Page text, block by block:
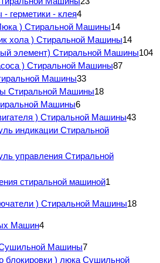
герметики - клея4
) Стиральной Машины14
хола ) Стиральной Машины14
элемент) Стиральной Машины104
) Стиральной Машины87
Машины33
Стиральной Машины18
Машины6
) Стиральной Машины43
индикации Стиральной
управления Стиральной
стиральной машиной1
) Стиральной Машины18
Машин4
Машины7
блокировки ) люка Сушильной